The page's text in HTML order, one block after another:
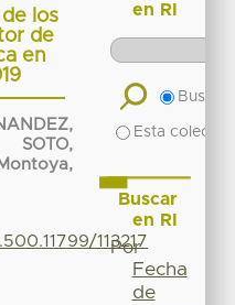
los
de
en
113217
en RI
Buscar
Esta
Buscar
en RI
Por
Fecha
de